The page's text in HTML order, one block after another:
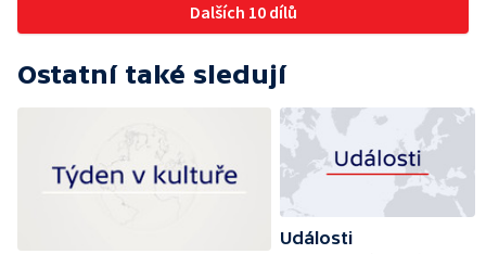
Dalších 10 dílů
Ostatní také sledují
Události